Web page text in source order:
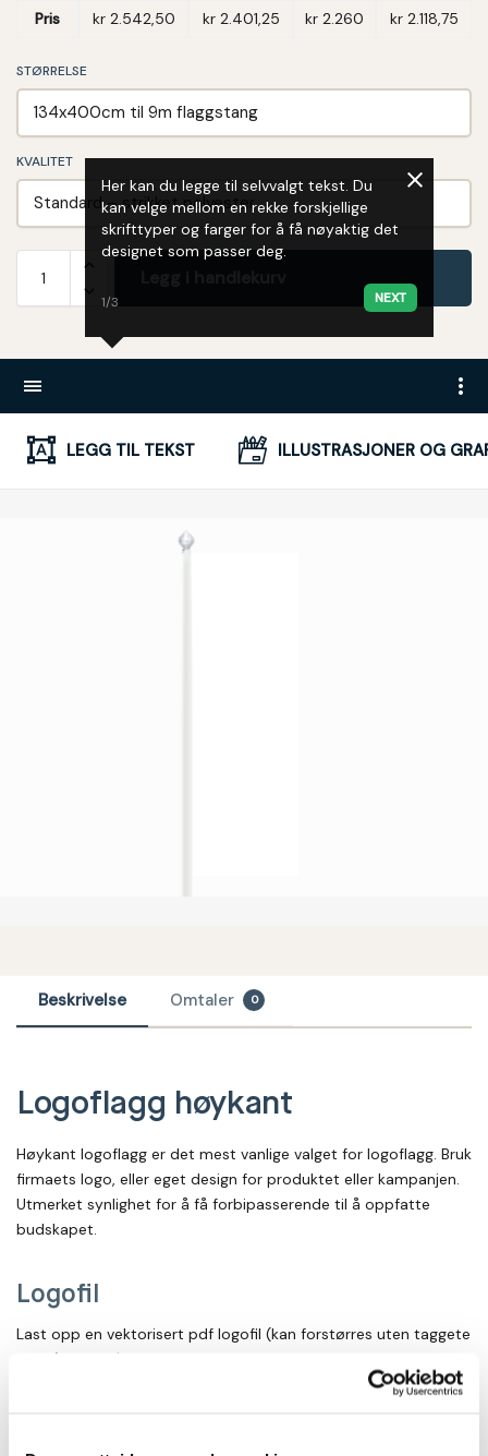
Pris
kr2.542,50 kr2.401,25 kr 2.260 kr2.118,75
STØRRELSE
KVALITET
LEGG TIL TEKST ILLUSTRASJONER OG
Beskrivelse Omtaler 0
Logoflagg høykant
Høykant logoflagg er det mest vanlige valget for logoflagg. Bruk
firmaets logo, eller eget design for produktet eller kampanjen.
Utmerket synlighet for å få forbipasserende til å oppfatte
budskapet.
Logofil
Last opp en vektorisert pdf logofil (kan forstørres uten taggete
pixler) og snu/tilpass logoen slik du ønsker designet. Dersom
du har eps eller ai-fil og mangler program for konvertering til
Her kan du legge til selvvalgt tekst. Du
kan velge mellom en rekke forskjellige
skrifttyper og farger for å få nøyaktig det
designet som passer deg.
NEXT
1/3